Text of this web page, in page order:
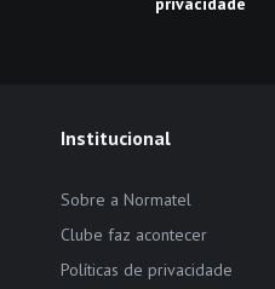
Institucional
Sobre a Normatel
Clube faz acontecer
Políticas de privacidade